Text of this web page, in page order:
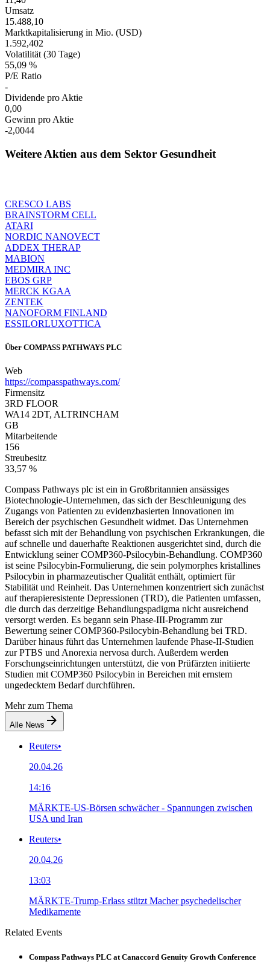
Umsatz
15.488,10
Marktkapitalisierung in Mio. (USD)
1.592,402
Volatilität (30 Tage)
55,09 %
P/E Ratio
-
Dividende pro Aktie
0,00
Gewinn pro Aktie
-2,0044
Weitere Aktien aus dem Sektor Gesundheit
CRESCO LABS
BRAINSTORM CELL
ATARI
NORDIC NANOVECT
ADDEX THERAP
MABION
MEDMIRA INC
EBOS GRP
MERCK KGAA
ZENTEK
NANOFORM FINLAND
ESSILORLUXOTTICA
Über COMPASS PATHWAYS PLC
Web
https://compasspathways.com/
Firmensitz
3RD FLOOR
WA14 2DT, ALTRINCHAM
GB
Mitarbeitende
156
Streubesitz
33,57 %
Compass Pathways plc ist ein in Großbritannien ansässiges
Biotechnologie-Unternehmen, das sich der Beschleunigung des
Zugangs von Patienten zu evidenzbasierten Innovationen im
Bereich der psychischen Gesundheit widmet. Das Unternehmen
befasst sich mit der Behandlung von psychischen Erkrankungen, die
auf schnelle und dauerhafte Reaktionen ausgerichtet sind, durch die
Entwicklung seiner COMP360-Psilocybin-Behandlung. COMP360
ist seine Psilocybin-Formulierung, die sein polymorphes kristallines
Psilocybin in pharmazeutischer Qualität enthält, optimiert für
Stabilität und Reinheit. Das Unternehmen konzentriert sich zunächst
auf therapieresistente Depressionen (TRD), die Patienten umfassen,
die durch das derzeitige Behandlungspadigma nicht ausreichend
versorgt werden. Es begann sein Phase-III-Programm zur
Bewertung seiner COMP360-Psilocybin-Behandlung bei TRD.
Darüber hinaus führt das Unternehmen laufende Phase-II-Studien
zur PTBS und Anorexia nervosa durch. Außerdem werden
Forschungseinrichtungen unterstützt, die von Prüfärzten initiierte
Studien mit COMP360 Psilocybin in Bereichen mit ernstem
ungedecktem Bedarf durchführen.
Mehr zum Thema
Alle News
Reuters•
20.04.26
14:16
MÄRKTE-US-Börsen schwächer - Spannungen zwischen
USA und Iran
Reuters•
20.04.26
13:03
MÄRKTE-Trump-Erlass stützt Macher psychedelischer
Medikamente
Related Events
Compass Pathways PLC at Canaccord Genuity Growth Conference